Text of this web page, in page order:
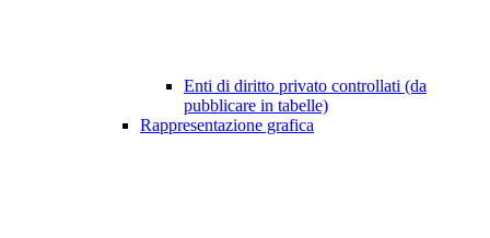
Enti di diritto privato controllati (da
pubblicare in tabelle)
Rappresentazione grafica